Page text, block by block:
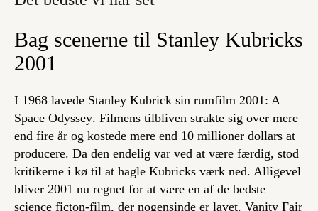
Bag scenerne til Stanley Kubricks
2001
I 1968 lavede Stanley Kubrick sin rumfilm 2001: A
Space Odyssey. Filmens tilbliven strakte sig over mere
end fire år og kostede mere end 10 millioner dollars at
producere. Da den endelig var ved at være færdig, stod
kritikerne i kø til at hagle Kubricks værk ned. Alligevel
bliver 2001 nu regnet for at være en af de bedste
science ficton-film, der nogensinde er lavet. Vanity Fair